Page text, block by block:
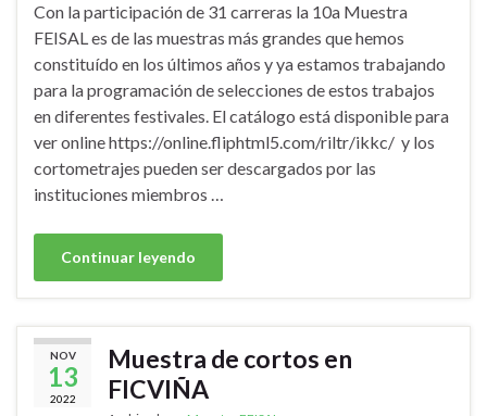
Con la participación de 31 carreras la 10a Muestra
FEISAL es de las muestras más grandes que hemos
constituído en los últimos años y ya estamos trabajando
para la programación de selecciones de estos trabajos
en diferentes festivales. El catálogo está disponible para
ver online https://online.fliphtml5.com/riltr/ikkc/ y los
cortometrajes pueden ser descargados por las
instituciones miembros …
Continuar leyendo
NOV
13
2022
Muestra de cortos en
FICVIÑA